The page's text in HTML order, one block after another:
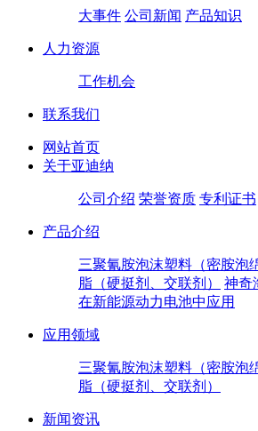
大事件 公司新闻 产品知识
人力资源
工作机会
联系我们
网站首页
关于亚迪纳
公司介绍 荣誉资质 专利证书
产品介绍
三聚氰胺泡沫塑料（密胺泡
脂（硬挺剂、交联剂）
神奇
在新能源动力电池中应用
应用领域
三聚氰胺泡沫塑料（密胺泡
脂（硬挺剂、交联剂）
新闻资讯